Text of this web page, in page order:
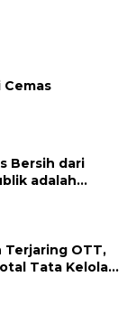
Cemas
Bersih dari
adalah
Terjaring OTT,
Tata Kelola